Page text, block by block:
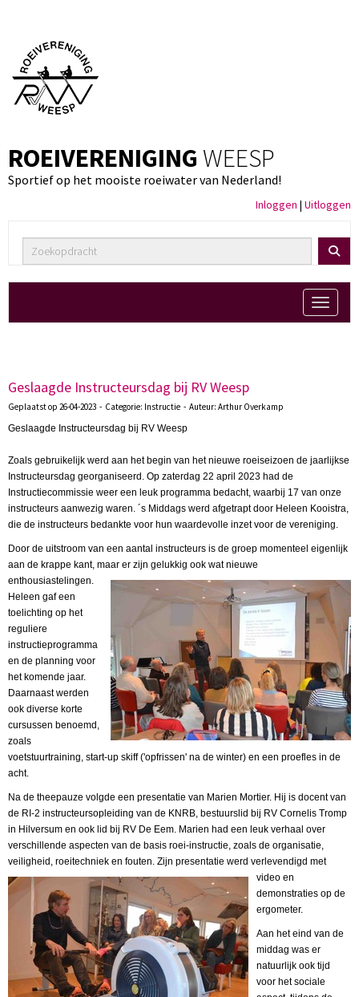
ROEIVERENIGING WEESP
Sportief op het mooiste roeiwater van Nederland!
Inloggen | Uitloggen
Toggle
Geslaagde Instructeursdag bij RV Weesp
Geplaatst op 26-04-2023 - Categorie: Instructie - Auteur: Arthur Overkamp
Geslaagde Instructeursdag bij RV Weesp
Zoals gebruikelijk werd aan het begin van het nieuwe roeiseizoen de jaarlijkse
Instructeursdag georganiseerd. Op zaterdag 22 april 2023 had de
Instructiecommissie weer een leuk programma bedacht, waarbij 17 van onze
instructeurs aanwezig waren. ´s Middags werd afgetrapt door Heleen Kooistra,
die de instructeurs bedankte voor hun waardevolle inzet voor de vereniging.
Door de uitstroom van een aantal instructeurs is de groep momenteel eigenlijk
aan de krappe kant, maar er zijn gelukkig ook wat nieuwe
enthousiastelingen.
Heleen gaf een
toelichting op het
reguliere
instructieprogramma
en de planning voor
het komende jaar.
Daarnaast werden
ook diverse korte
cursussen benoemd,
zoals
voetstuurtraining, start-up skiff ('opfrissen' na de winter) en een proefles in de
acht.
Na de theepauze volgde een presentatie van Marien Mortier. Hij is docent van
de RI-2 instructeursopleiding van de KNRB, bestuurslid bij RV Cornelis Tromp
in Hilversum en ook lid bij RV De Eem. Marien had een leuk verhaal over
verschillende aspecten van de basis roei-instructie, zoals de organisatie,
veiligheid, roeitechniek en fouten. Zijn presentatie werd verlevendigd met
video en
demonstraties op de
ergometer.
Aan het eind van de
middag was er
natuurlijk ook tijd
voor het sociale